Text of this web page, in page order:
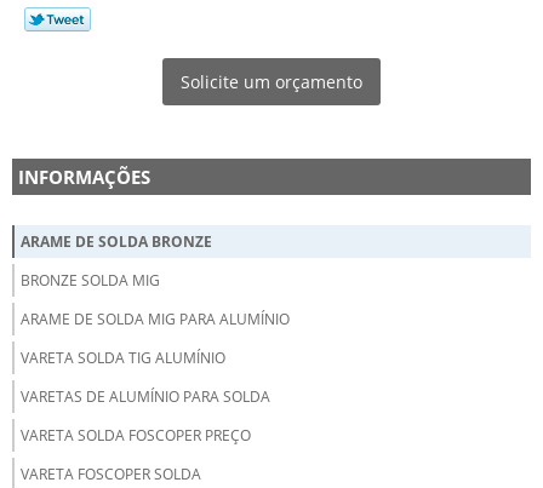
Solicite um orçamento
INFORMAÇÕES
ARAME DE SOLDA BRONZE
BRONZE SOLDA MIG
ARAME DE SOLDA MIG PARA ALUMÍNIO
VARETA SOLDA TIG ALUMÍNIO
VARETAS DE ALUMÍNIO PARA SOLDA
VARETA SOLDA FOSCOPER PREÇO
VARETA FOSCOPER SOLDA